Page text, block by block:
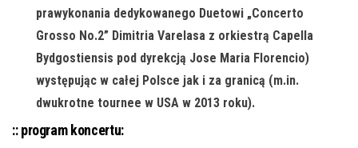
prawykonania dedykowanego Duetowi „Concerto
Grosso No.2” Dimitria Varelasa z orkiestrą Capella
Bydgostiensis pod dyrekcją Jose Maria Florencio)
występując w całej Polsce jak i za granicą (m.in.
dwukrotne tournee w USA w 2013 roku).
:: program koncertu: